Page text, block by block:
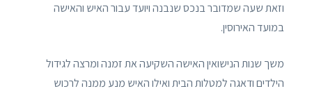
וזאת שעה שמדובר בנכס שנבנה ויועד עבור האיש והאישה
במועד האירוסין.
משך שנות הנישואין האישה השקיעה את זמנה ומרצה לגידול
הילדים ודאגה למטלות הבית ואילו האיש מנע ממנה לרכוש